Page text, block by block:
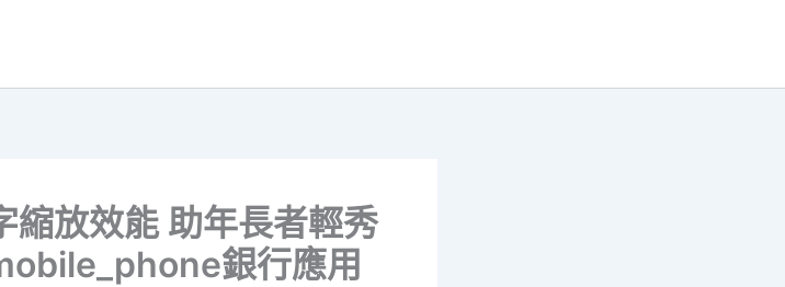
縮放效能 助年長者輕秀
銀行應用